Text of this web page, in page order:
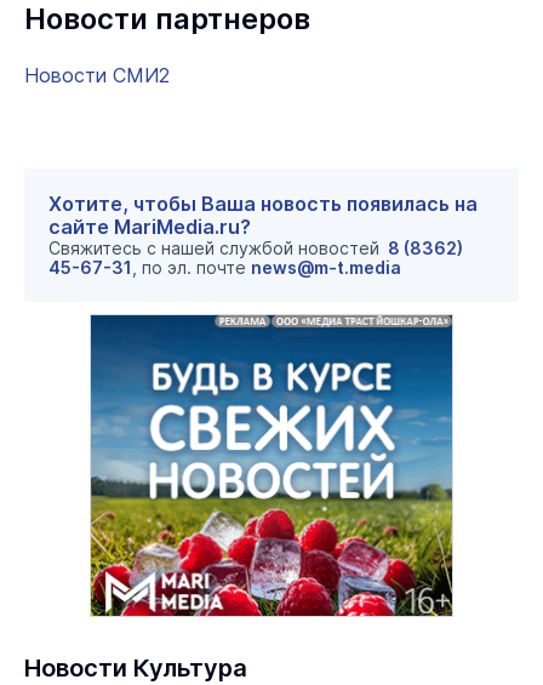
Новости партнеров
Новости СМИ2
Хотите, чтобы Ваша новость появилась на
сайте MariMedia.ru?
Свяжитесь с нашей службой новостей 8 (8362)
45-67-31 , по эл. почте news@m-t.media
Новости Культура